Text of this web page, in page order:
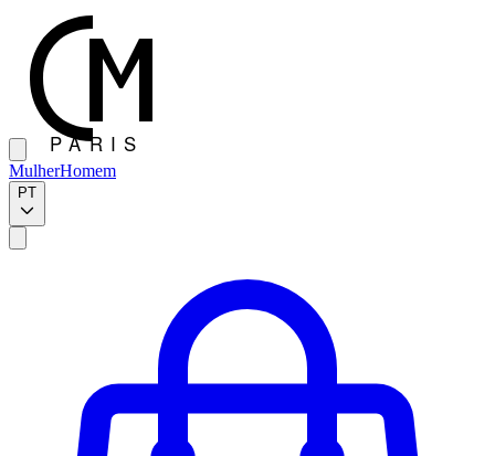
MulherHomem
PT